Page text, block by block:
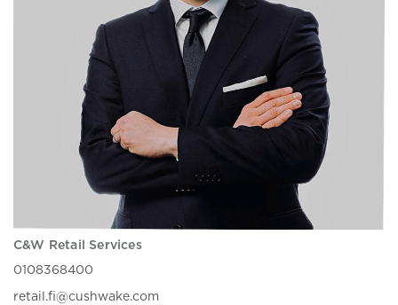
C&W Retail Services
0108368400
retail.fi@cushwake.com